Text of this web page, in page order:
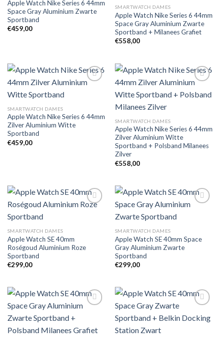
Apple Watch Nike Series 6 44mm
Space Gray Aluminium Zwarte
Sportband
€459,00
SMARTWATCH DAMES
Apple Watch Nike Series 6 44mm
Space Gray Aluminium Zwarte
Sportband + Milanees Grafiet
€558,00
verlanglijst
SMARTWATCH DAMES
Apple Watch Nike Series 6 44mm
Zilver Aluminium Witte
Sportband
€459,00
SMARTWATCH DAMES
Apple Watch Nike Series 6 44mm
Zilver Aluminium Witte
Sportband + Polsband Milanees
Zilver
€558,00
verlanglijst
SMARTWATCH DAMES
Apple Watch SE 40mm
Roségoud Aluminium Roze
Sportband
€299,00
verlanglijst
SMARTWATCH DAMES
Apple Watch SE 40mm Space
Gray Aluminium Zwarte
Sportband
€299,00
Toevoegen